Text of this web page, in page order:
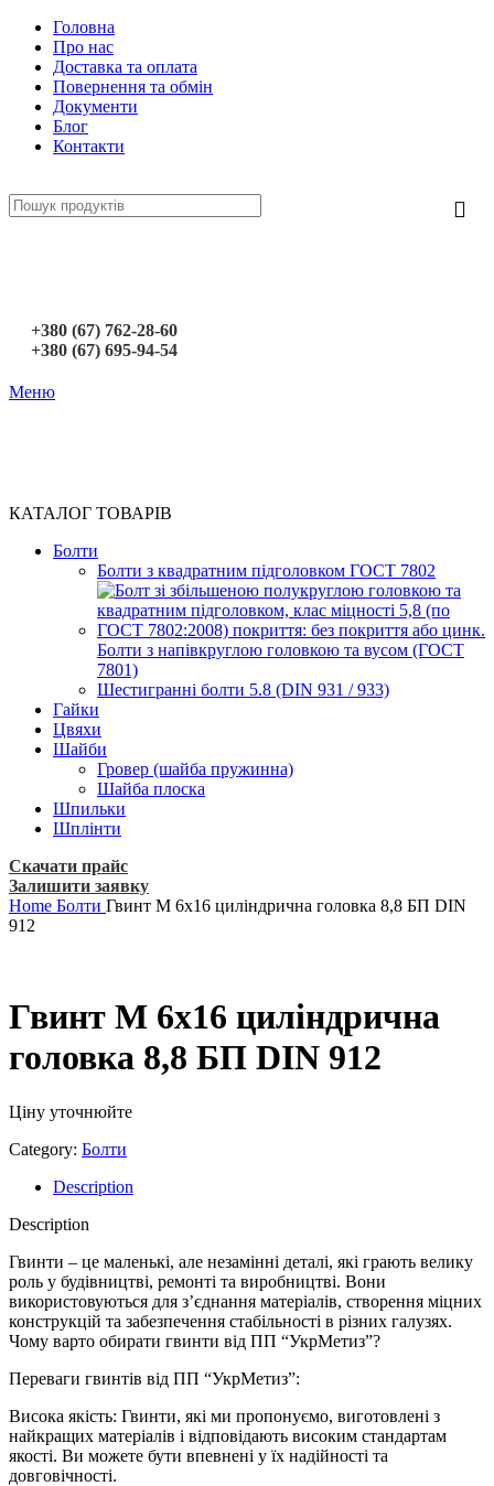
Головна
Про нас
Доставка та оплата
Повернення та обмін
Документи
Блог
Контакти
+380 (67) 762-28-60
+380 (67) 695-94-54
Меню
КАТАЛОГ ТОВАРІВ
Болти
Болти з квадратним підголовком ГОСТ 7802
Болти з напівкруглою головкою та вусом (ГОСТ
7801)
Шестигранні болти 5.8 (DIN 931 / 933)
Гайки
Цвяхи
Шайби
Гровер (шайба пружинна)
Шайба плоска
Шпильки
Шплінти
Скачати прайс
Залишити заявку
Home Болти Гвинт М 6х16 циліндрична головка 8,8 БП DIN
912
Гвинт М 6х16 циліндрична
головка 8,8 БП DIN 912
Ціну уточнюйте
Category: Болти
Description
Description
Гвинти – це маленькі, але незамінні деталі, які грають велику
роль у будівництві, ремонті та виробництві. Вони
використовуються для з’єднання матеріалів, створення міцних
конструкцій та забезпечення стабільності в різних галузях.
Чому варто обирати гвинти від ПП “УкрМетиз”?
Переваги гвинтів від ПП “УкрМетиз”:
Висока якість: Гвинти, які ми пропонуємо, виготовлені з
найкращих матеріалів і відповідають високим стандартам
якості. Ви можете бути впевнені у їх надійності та
довговічності.